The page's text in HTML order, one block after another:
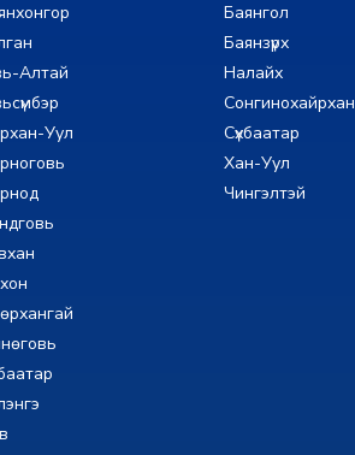
Алтай
Уул
Баянгол
Баянзүрх
Налайх
Сонгинохайрхан
Сүхбаатар
Хан-Уул
Чингэлтэй